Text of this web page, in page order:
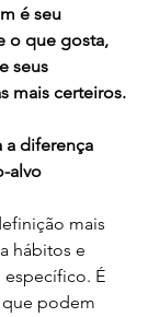
é seu
o que gosta,
seus
mais certeiros.
a diferença
alvo
mais
hábitos e
específico. É
podem